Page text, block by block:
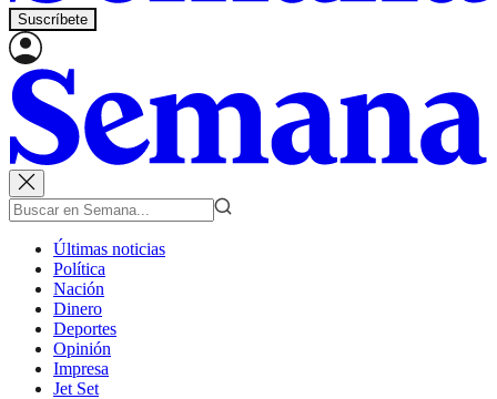
Suscríbete
Últimas noticias
Política
Nación
Dinero
Deportes
Opinión
Impresa
Jet Set